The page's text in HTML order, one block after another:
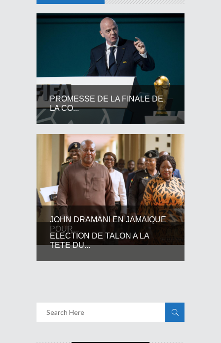
PROMESSE DE LA FINALE DE
LA CO...
JOHN DRAMANI EN JAMAIQUE
POUR...
ELECTION DE TALON A LA
TETE DU...